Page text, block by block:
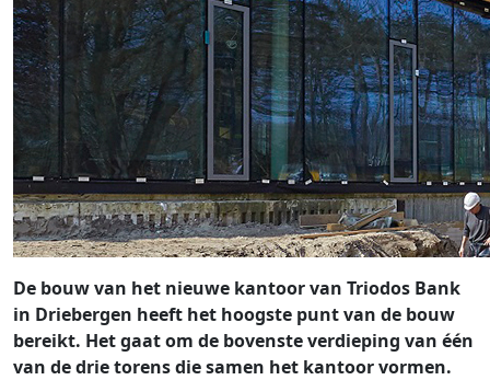
De bouw van het nieuwe kantoor van Triodos Bank
in Driebergen heeft het hoogste punt van de bouw
bereikt. Het gaat om de bovenste verdieping van één
van de drie torens die samen het kantoor vormen.